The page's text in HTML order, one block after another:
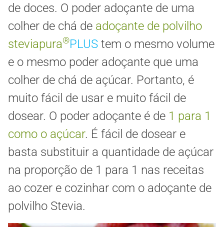
de doces. O poder adoçante de uma
colher de chá de adoçante de polvilho
steviapura®PLUS tem o mesmo volume
e o mesmo poder adoçante que uma
colher de chá de açúcar. Portanto, é
muito fácil de usar e muito fácil de
dosear. O poder adoçante é de 1 para 1
como o açúcar. É fácil de dosear e
basta substituir a quantidade de açúcar
na proporção de 1 para 1 nas receitas
ao cozer e cozinhar com o adoçante de
polvilho Stevia.